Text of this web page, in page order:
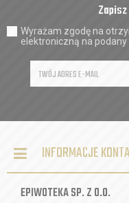
Wyrażam zgodę na
elektroniczną na podany
INFORMACJE
EPIWOTEKA SP. Z O.O.